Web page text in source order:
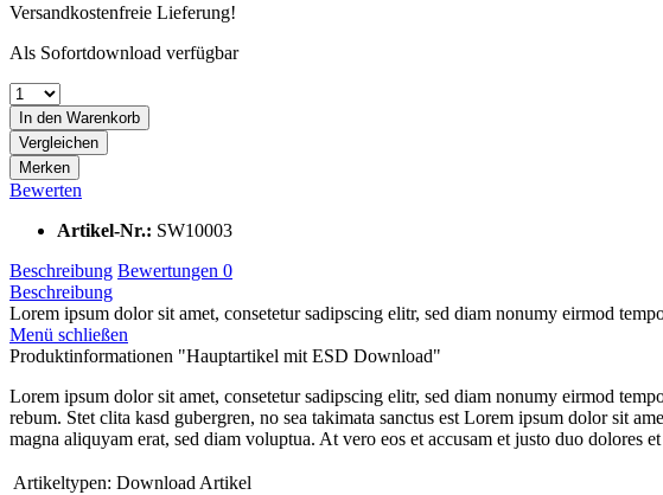
Versandkostenfreie Lieferung!
Als Sofortdownload verfügbar
In den Warenkorb
Vergleichen
Merken
Bewerten
Artikel-Nr.: SW10003
Beschreibung Bewertungen 0
Beschreibung
Lorem ipsum dolor sit amet, consetetur sadipscing elitr, sed diam nonumy eirmod
Menü schließen
Produktinformationen "Hauptartikel mit ESD Download"
Lorem ipsum dolor sit amet, consetetur sadipscing elitr, sed diam nonumy eirmod
rebum. Stet clita kasd gubergren, no sea takimata sanctus est Lorem ipsum dolor sit
magna aliquyam erat, sed diam voluptua. At vero eos et accusam et justo duo dolores
Artikeltypen: Download Artikel